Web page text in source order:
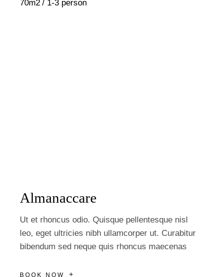
Almanaccare
Ut et rhoncus odio. Quisque pellentesque nisl
leo, eget ultricies nibh ullamcorper ut. Curabitur
bibendum sed neque quis rhoncus maecenas
BOOK NOW
70m2 1-3 person